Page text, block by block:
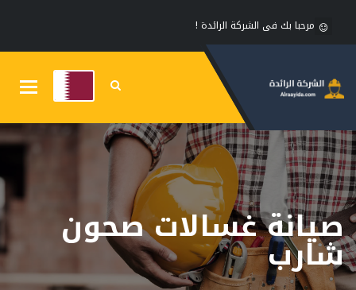
مرحبا بك فى الشركة الرائدة !
صيانة غسالات صحون
شارب